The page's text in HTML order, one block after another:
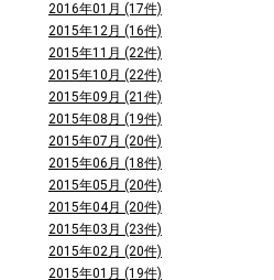
2016年01月 (17件)
2015年12月 (16件)
2015年11月 (22件)
2015年10月 (22件)
2015年09月 (21件)
2015年08月 (19件)
2015年07月 (20件)
2015年06月 (18件)
2015年05月 (20件)
2015年04月 (20件)
2015年03月 (23件)
2015年02月 (20件)
2015年01月 (19件)